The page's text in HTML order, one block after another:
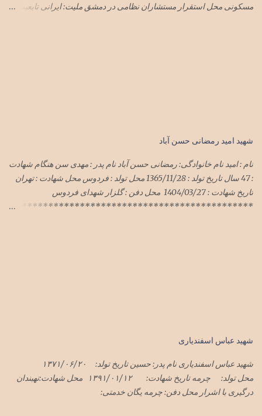
مسکونی محل استقرار مستشاران نظامی در دمشق ملیت: ایرانی تابعیت:
شهید امید رمضانی حسن آباد
نام : امید نام خانوادگی: رمضانی حسن آباد نام پدر : مهدی سن هنگام شهادت
: 47 سال تاریخ تولد : 1365/11/28 محل تولد : فردوس محل شهادت : تهران
تاریخ شهادت : 1404/03/27 محل دفن : گلزار شهدای فردوس
**********************************************
شهید عباس اسفندیاری
محل تولد: چرمه تاریخ شهادت: ۱۳۹۱/۰۱/۱۲ محل شهادت:نهبندان
درگیری با اشرار محل دفن: چرمه یگان خدمتی: